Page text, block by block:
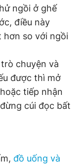
ngày 24.3.2020
Niên. Cấm sao
thuận bằng văn
ngồi ở ghế
điều này
hơn so với ngồi
chuyện và
được thì mở
tiếp nhận
cúi đọc bất
đồ uống và